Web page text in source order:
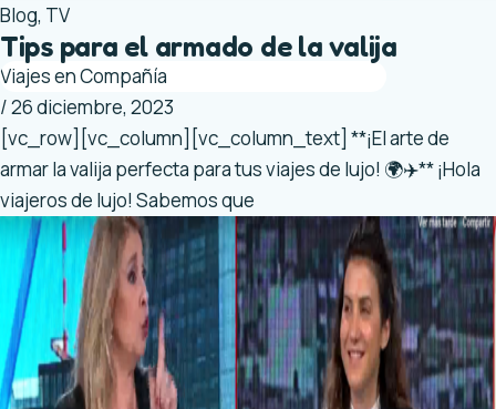
Blog, TV
Tips para el armado de la valija
Viajes en Compañía
/26 diciembre, 2023
[vc_row][vc_column][vc_column_text] **¡El arte de
armar la valija perfecta para tus viajes de lujo! 🌍✈️** ¡Hola
viajeros de lujo! Sabemos que